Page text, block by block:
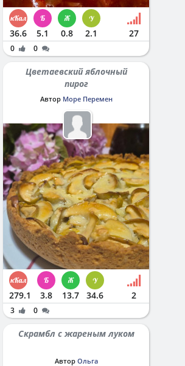
36.6 5.1 0.8 2.1 27
0 0
Цветаевский яблочный
пирог
Автор Море Перемен
279.1 3.8 13.7 34.6 2
3 0
Скрамбл с жареным луком
Автор Ольга